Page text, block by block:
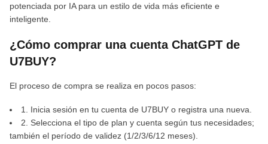
potenciada por IA para un estilo de vida más eficiente e
inteligente.
¿Cómo comprar una cuenta ChatGPT de
U7BUY?
El proceso de compra se realiza en pocos pasos:
1. Inicia sesión en tu cuenta de U7BUY o registra una nueva.
2. Selecciona el tipo de plan y cuenta según tus necesidades;
también el período de validez (1/2/3/6/12 meses).